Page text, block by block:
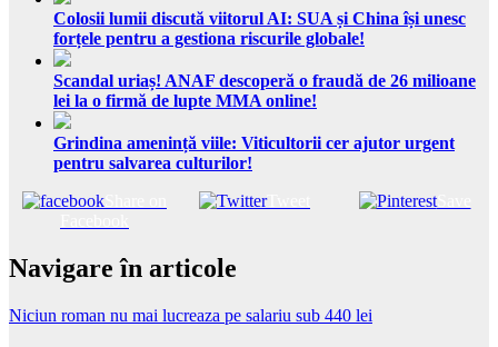
Colosii lumii discută viitorul AI: SUA și China își unesc
forțele pentru a gestiona riscurile globale!
Scandal uriaș! ANAF descoperă o fraudă de 26 milioane
lei la o firmă de lupte MMA online!
Grindina amenință viile: Viticultorii cer ajutor urgent
pentru salvarea culturilor!
Tweet Save
Navigare în articole
Niciun roman nu mai lucreaza pe salariu sub 440 lei